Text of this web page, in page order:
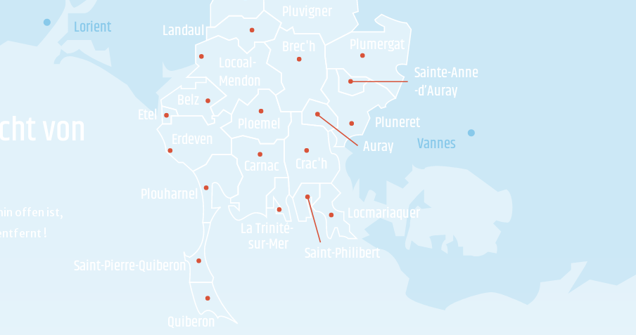
von
offen ist,
!
Lorient
Vannes
Saint-Philibert
Ploemel
Locoal-
Mendon
Landaul
Brec'h
Crac'h
Plumergat
Pluneret
Belz
Pluvigner
Auray
Quiberon
Saint-Pierre-Quiberon
Erdeven
La Trinité-
sur-Mer
Locmariaquer
Sainte-Anne
-d’Auray
Plouharnel
Carnac
Etel